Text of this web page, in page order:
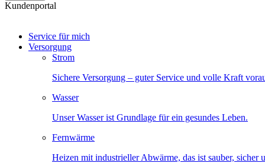
Kundenportal
Service für mich
Versorgung
Strom
Sichere Versorgung – guter Service und volle Kraft
Wasser
Unser Wasser ist Grundlage für ein gesundes Leben.
Fernwärme
Heizen mit industrieller Abwärme, das ist sauber, sicher